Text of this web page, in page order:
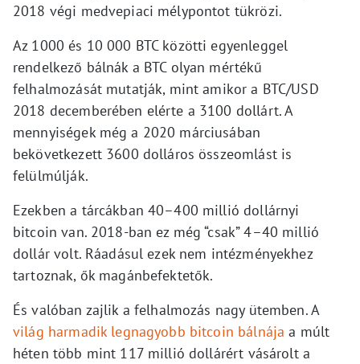
2018 végi medvepiaci mélypontot tükrözi.
Az 1000 és 10 000 BTC közötti egyenleggel
rendelkező bálnák a BTC olyan mértékű
felhalmozását mutatják, mint amikor a BTC/USD
2018 decemberében elérte a 3100 dollárt. A
mennyiségek még a 2020 márciusában
bekövetkezett 3600 dolláros összeomlást is
felülmúlják.
Ezekben a tárcákban 40–400 millió dollárnyi
bitcoin van. 2018-ban ez még “csak” 4–40 millió
dollár volt. Ráadásul ezek nem intézményekhez
tartoznak, ők magánbefektetők.
És valóban zajlik a felhalmozás nagy ütemben. A
világ harmadik legnagyobb bitcoin bálnája a múlt
héten több mint 117 millió dollárért vásárolt a